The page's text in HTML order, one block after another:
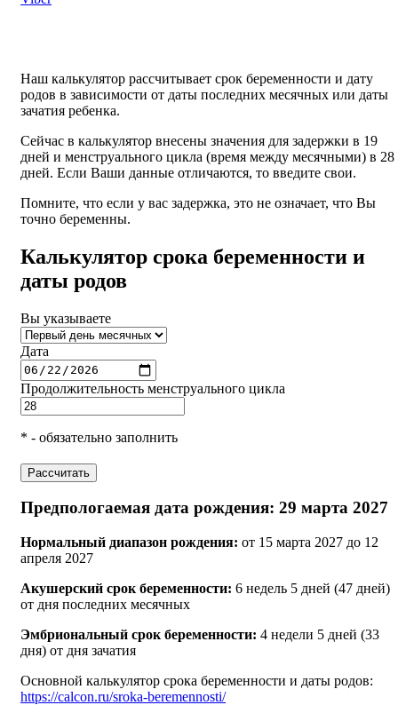
Наш калькулятор рассчитывает срок беременности и дату
родов в зависимости от даты последних месячных или даты
зачатия ребенка.
Сейчас в калькулятор внесены значения для задержки в 19
дней и менструального цикла (время между месячными) в 28
дней. Если Ваши данные отличаются, то введите свои.
Помните, что если у вас задержка, это не означает, что Вы
точно беременны.
Калькулятор срока беременности и
даты родов
Вы указываете
Дата
Продолжительность менструального цикла
* - обязательно заполнить
Рассчитать
Предпологаемая дата рождения: 29 марта 2027
Нормальный диапазон рождения: от 15 марта 2027 до 12
апреля 2027
Акушерский срок беременности: 6 недель 5 дней (47 дней)
от дня последних месячных
Эмбриональный срок беременности: 4 недели 5 дней (33
дня) от дня зачатия
Основной калькулятор срока беременности и даты родов:
https://calcon.ru/sroka-beremennosti/